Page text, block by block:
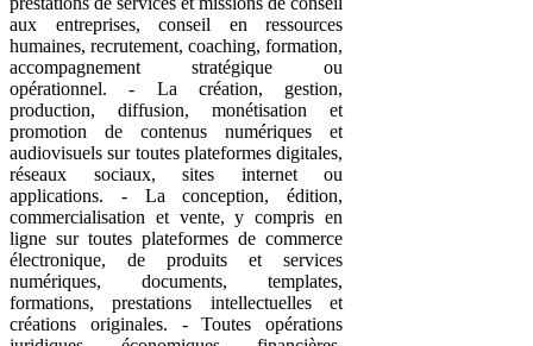
aux entreprises, conseil en ressources
humaines, recrutement, coaching, formation,
accompagnement stratégique ou
opérationnel. - La création, gestion,
production, diffusion, monétisation et
promotion de contenus numériques et
audiovisuels sur toutes plateformes digitales,
réseaux sociaux, sites internet ou
applications. - La conception, édition,
commercialisation et vente, y compris en
ligne sur toutes plateformes de commerce
électronique, de produits et services
numériques, documents, templates,
formations, prestations intellectuelles et
créations originales. - Toutes opérations